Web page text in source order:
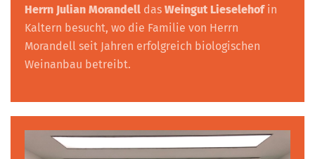
Herrn Julian Morandell das Weingut Lieselehofin
Kaltern besucht, wo die Familie von Herrn
Morandell seit Jahren erfolgreich biologischen
Weinanbau betreibt.